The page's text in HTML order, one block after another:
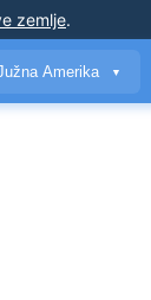
zemlje.
Amerika ▼